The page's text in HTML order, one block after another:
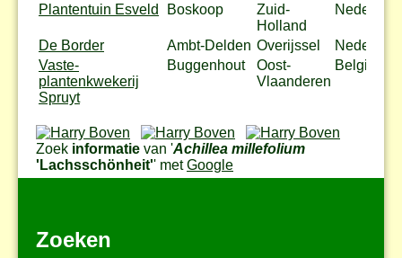
Plantentuin Esveld Boskoop
Zuid-
Holland
Nederland
De Border Ambt-Delden Overijssel
Nederland
Vaste-
plantenkwekerij
Spruyt
Buggenhout
Oost-
Vlaanderen
België
Zoek informatie van 'Achillea millefolium
'Lachsschönheit'' metGoogle
Zoeken